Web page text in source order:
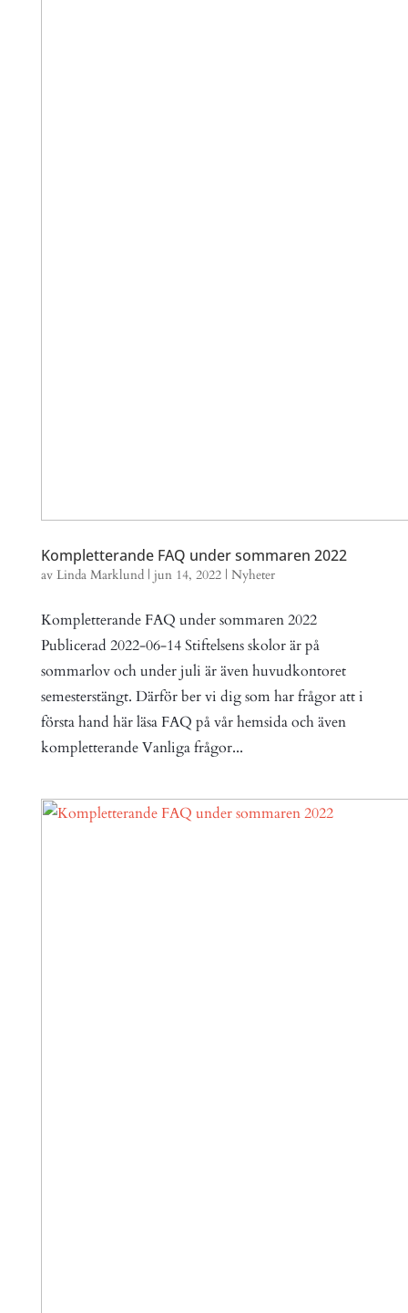
Kompletterande FAQ under sommaren 2022
av Linda Marklund| jun 14, 2022| Nyheter
Kompletterande FAQ under sommaren 2022
Publicerad 2022-06-14 Stiftelsens skolor är på
sommarlov och under juli är även huvudkontoret
semesterstängt. Därför ber vi dig som har frågor att i
första hand här läsa FAQ på vår hemsida och även
kompletterande Vanliga frågor...